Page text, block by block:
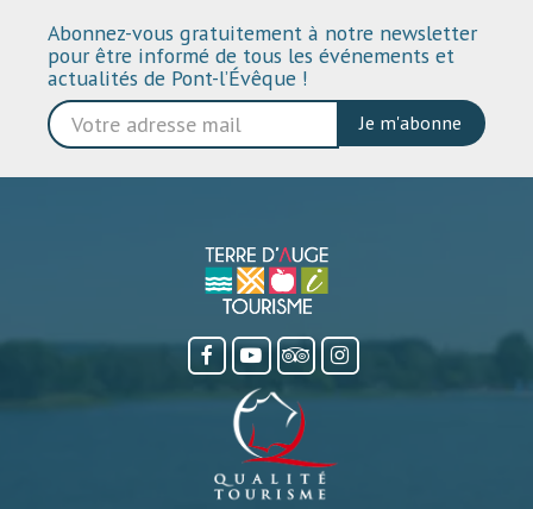
Abonnez-vous gratuitement à notre newsletter
pour être informé de tous les événements et
actualités de Pont-l’Évêque !
Je m'abonne